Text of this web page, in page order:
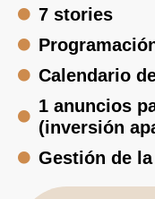
7 stories
Calendario
1 anuncios
(inversión
Gestión de